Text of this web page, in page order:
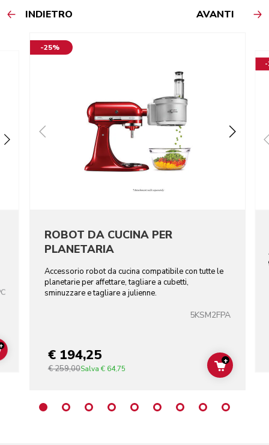
INDIETRO AVANTI
ADD TO CART
-25%
ROBOT DA CUCINA PER
PLANETARIA
Accessorio robot da cucina compatibile con tutte le
planetarie per affettare, tagliare a cubetti,
sminuzzare e tagliare a julienne.
5KSM2FPA
€ 194,25
€ 259,00Salva € 64,75 ADD TO
+
-